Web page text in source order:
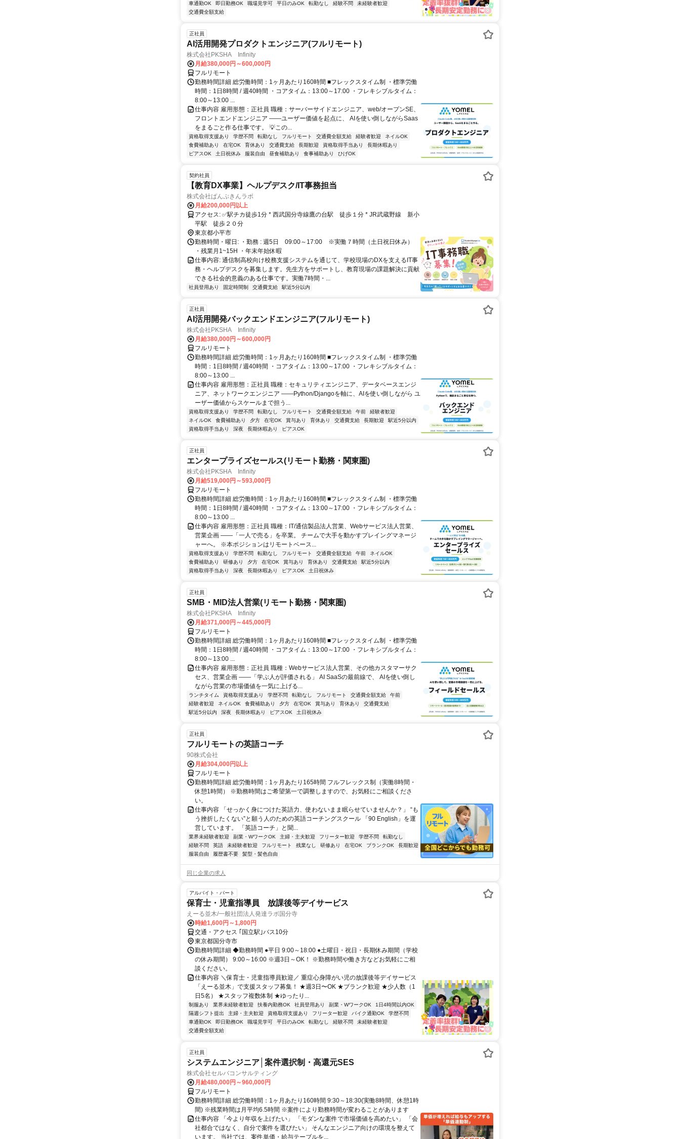
車通勤OK
即日勤務OK 職場見学可 平日のみOK 転勤なし 経験不問
未経験者歓迎
交通費全額支給
正社員
AI活用開発プロダクトエンジニア(フルリモート)
株式会社PKSHA Infinity
月給380,000円～600,000円
フルリモート
勤務時間詳細 総労働時間：1ヶ月あたり160時間 ■フレックスタイム制 ・標準労働
時間：1日8時間 / 週40時間 ・コアタイム：13:00～17:00 ・フレキシブルタイム：
8:00～13:00 ...
仕事内容 雇用形態：正社員 職種：サーバーサイドエンジニア、web/オープンSE、
フロントエンドエンジニア ――ユーザー価値を起点に、 AIを使い倒しながらSaas
をまるごと作る仕事です。 💡この...
資格取得支援あり 学歴不問 転勤なし フルリモート 交通費全額支給 経験者歓迎
ネイルOK
食費補助あり
在宅OK 育休あり 交通費支給 長期歓迎 資格取得手当あり
長期休暇あり
ピアスOK
土日祝休み 服装自由 昼食補助あり 食事補助あり ひげOK
契約社員
【教育DX事業】ヘルプデスク/IT事務担当
株式会社ぱんぷきんラボ
月給200,000円以上
アクセス: ✅駅チカ徒歩1分 * 西武国分寺線鷹の台駅 徒歩１分 * JR武蔵野線 新小
平駅 徒歩２０分
東京都小平市
勤務時間・曜日: ・勤務 : 週5日 09:00～17:00 ※実働７時間（土日祝日休み）
・残業月1~15H ・年末年始休暇
仕事内容: 通信制高校向け校務支援システムを通じて、学校現場のDXを支えるIT事
務・ヘルプデスクを募集します。先生方をサポートし、教育現場の課題解決に貢献
できる社会的意義のある仕事です。実働7時間・...
社員登用あり 固定時間制 交通費支給 駅近5分以内
正社員
AI活用開発バックエンドエンジニア(フルリモート)
株式会社PKSHA Infinity
月給380,000円～600,000円
フルリモート
勤務時間詳細 総労働時間：1ヶ月あたり160時間 ■フレックスタイム制 ・標準労働
時間：1日8時間 / 週40時間 ・コアタイム：13:00～17:00 ・フレキシブルタイム：
8:00～13:00 ...
仕事内容 雇用形態：正社員 職種：セキュリティエンジニア、データベースエンジ
ニア、ネットワークエンジニア ――Python/Djangoを軸に、AIを使い倒しながら ユ
ーザー価値からスケールまで担う...
資格取得支援あり 学歴不問 転勤なし フルリモート 交通費全額支給 午前
経験者歓迎
ネイルOK
食費補助あり 夕方 在宅OK 賞与あり 育休あり 交通費支給 長期歓迎
駅近5分以内
資格取得手当あり
深夜 長期休暇あり ピアスOK
正社員
エンタープライズセールス(リモート勤務・関東圏)
株式会社PKSHA Infinity
月給519,000円～593,000円
フルリモート
勤務時間詳細 総労働時間：1ヶ月あたり160時間 ■フレックスタイム制 ・標準労働
時間：1日8時間 / 週40時間 ・コアタイム：13:00～17:00 ・フレキシブルタイム：
8:00～13:00 ...
仕事内容 雇用形態：正社員 職種：IT/通信製品法人営業、Webサービス法人営業、
営業企画 ――「一人で売る」を卒業。 チームで大手を動かすプレイングマネージ
ャーへ。 ※本ポジションはリモートベース...
資格取得支援あり 学歴不問 転勤なし フルリモート 交通費全額支給 午前
ネイルOK
食費補助あり
研修あり 夕方 在宅OK 賞与あり 育休あり 交通費支給
駅近5分以内
資格取得手当あり
深夜 長期休暇あり ピアスOK 土日祝休み
正社員
SMB・MID法人営業(リモート勤務・関東圏)
株式会社PKSHA Infinity
月給371,000円～445,000円
フルリモート
勤務時間詳細 総労働時間：1ヶ月あたり160時間 ■フレックスタイム制 ・標準労働
時間：1日8時間 / 週40時間 ・コアタイム：13:00～17:00 ・フレキシブルタイム：
8:00～13:00 ...
仕事内容 雇用形態：正社員 職種：Webサービス法人営業、その他カスタマーサク
セス、営業企画 ――「学ぶ人が評価される」 AI SaaSの最前線で、 AIを使い倒し
ながら営業の市場価値を一気に上げる...
ランチタイム 資格取得支援あり 学歴不問 転勤なし フルリモート 交通費全額支給
午前
経験者歓迎
ネイルOK 食費補助あり 夕方 在宅OK 賞与あり 育休あり
交通費支給
駅近5分以内
深夜 長期休暇あり ピアスOK 土日祝休み
正社員
フルリモートの英語コーチ
90株式会社
月給304,000円以上
フルリモート
勤務時間詳細 総労働時間：1ヶ月あたり165時間 フルフレックス制（実働8時間・
休憩1時間） ※勤務時間はご希望第一で調整しますので、お気軽にご相談くださ
い。
仕事内容 「せっかく身につけた英語力、使わないまま眠らせていませんか？」 “も
う挫折したくない”と願う人のための英語コーチングスクール 「90 English」を運
営しています。 「英語コーチ」と聞...
業界未経験者歓迎 副業・WワークOK 主婦・主夫歓迎 フリーター歓迎 学歴不問
転勤なし
経験不問
英語 未経験者歓迎 フルリモート 残業なし 研修あり 在宅OK ブランクOK
長期歓迎
服装自由
履歴書不要 髪型・髪色自由
同じ企業の求人
アルバイト・パート
保育士・児童指導員 放課後等デイサービス
えーる並木/一般社団法人発達ラボ国分寺
時給1,600円～1,800円
交通・アクセス ｢国立駅｣バス10分
東京都国分寺市
勤務時間詳細 ◆勤務時間 ●平日 9:00～18:00 ●土曜日・祝日・長期休み期間（学校
の休み期間） 9:00～16:00 ※週3日～OK！ ※勤務時間や働き方などお気軽にご相
談ください。
仕事内容 ＼保育士・児童指導員歓迎／ 重症心身障がい児の放課後等デイサービス
「えーる並木」で支援スタッフ募集！ ★週3日〜OK ★ブランク歓迎 ★少人数（1
日5名） ★スタッフ複数体制 ★ゆったり...
制服あり 業界未経験者歓迎 扶養内勤務OK 社員登用あり 副業・WワークOK
1日4時間以内OK
隔週シフト提出
主婦・主夫歓迎 資格取得支援あり フリーター歓迎 バイク通勤OK
学歴不問
車通勤OK
即日勤務OK 職場見学可 平日のみOK 転勤なし 経験不問
未経験者歓迎
交通費全額支給
正社員
システムエンジニア│案件選択制・高還元SES
株式会社セルバコンサルティング
月給480,000円～960,000円
フルリモート
勤務時間詳細 総労働時間：1ヶ月あたり160時間 9:30～18:30(実働8時間、休憩1時
間) ※残業時間は月平均6.5時間 ※案件により勤務時間が変わることがあります
仕事内容 「今より年収を上げたい」 「モダンな案件で市場価値を高めたい」 「会
社都合ではなく、自分で案件を選びたい」 そんなエンジニア向けの環境を整えて
います。 当社では、案件単価・給与テーブルを...